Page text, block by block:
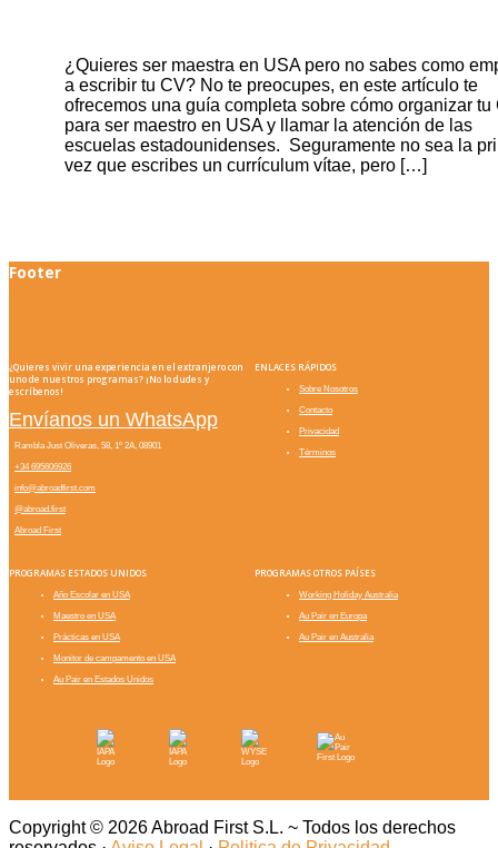
¿Quieres ser maestra en USA pero no sabes como
a escribir tu CV? No te preocupes, en este artículo te
ofrecemos una guía completa sobre cómo organizar tu
para ser maestro en USA y llamar la atención de las
escuelas estadounidenses. Seguramente no sea la
vez que escribes un currículum vítae, pero […]
Footer
¿Quieres vivir una experiencia en el extranjero con
uno de nuestros programas? ¡No lo dudes y
escríbenos!
Envíanos un WhatsApp
Rambla Just Oliveras, 58, 1º 2A, 08901
+34 695606926
info@abroadfirst.com
@abroad.first
Abroad First
ENLACES RÁPIDOS
Sobre Nosotros
Contacto
Privacidad
Términos
PROGRAMAS ESTADOS UNIDOS
Año Escolar en USA
Maestro en USA
Prácticas en USA
Monitor de campamento en USA
Au Pair en Estados Unidos
PROGRAMAS OTROS PAÍSES
Working Holiday Australia
Au Pair en Europa
Au Pair en Australia
Copyright © 2026 Abroad First S.L. ~ Todos los derechos